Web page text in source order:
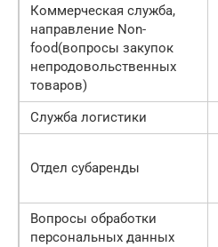
Коммерческая служба,
направление Non-
food(вопросы закупок
непродовольственных
товаров)
Служба логистики
Oтдел субаренды
Вопросы обработки
персональных данных